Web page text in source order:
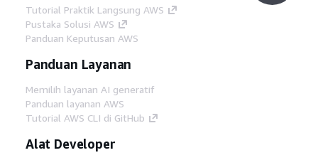
Tutorial Praktik Langsung AWS
Pustaka Solusi AWS
Panduan Keputusan AWS
Panduan Layanan
Memilih layanan AI generatif
Panduan layanan AWS
Tutorial AWS CLI di GitHub
Alat Developer